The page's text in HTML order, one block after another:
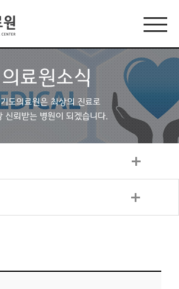
의료원소식
도의료원은 최상의 진료로
신뢰받는 병원이 되겠습니다.